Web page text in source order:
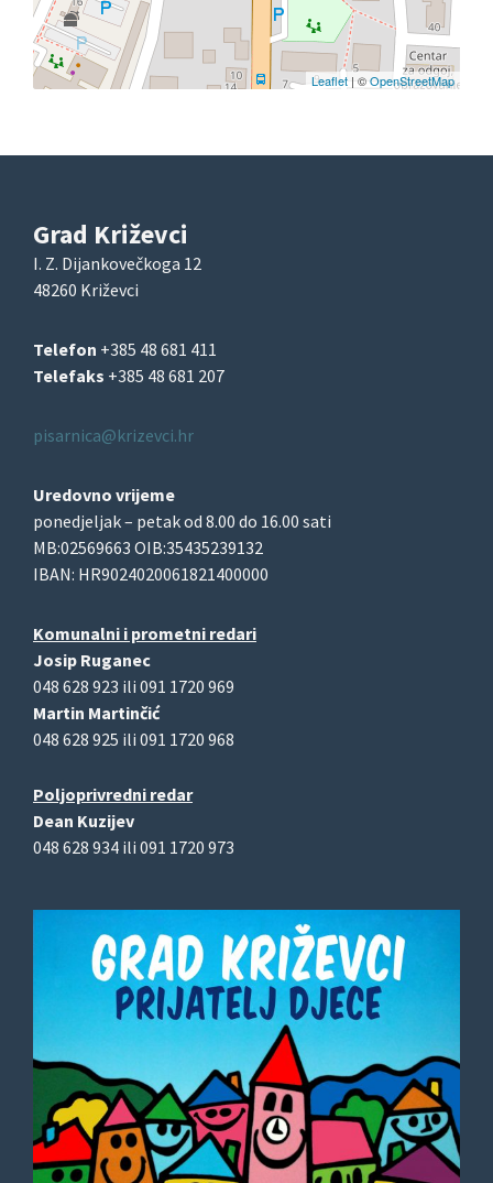
Leaflet | ©OpenStreetMap
Grad Križevci
I. Z. Dijankovečkoga 12
48260 Križevci
Telefon +385 48 681 411
Telefaks +385 48 681 207
pisarnica@krizevci.hr
Uredovno vrijeme
ponedjeljak – petak od 8.00 do 16.00 sati
MB:02569663 OIB:35435239132
IBAN: HR9024020061821400000
Komunalni i prometni redari
Josip Ruganec
048 628 923 ili 091 1720 969
Martin Martinčić
048 628 925 ili 091 1720 968
Poljoprivredni redar
Dean Kuzijev
048 628 934 ili 091 1720 973